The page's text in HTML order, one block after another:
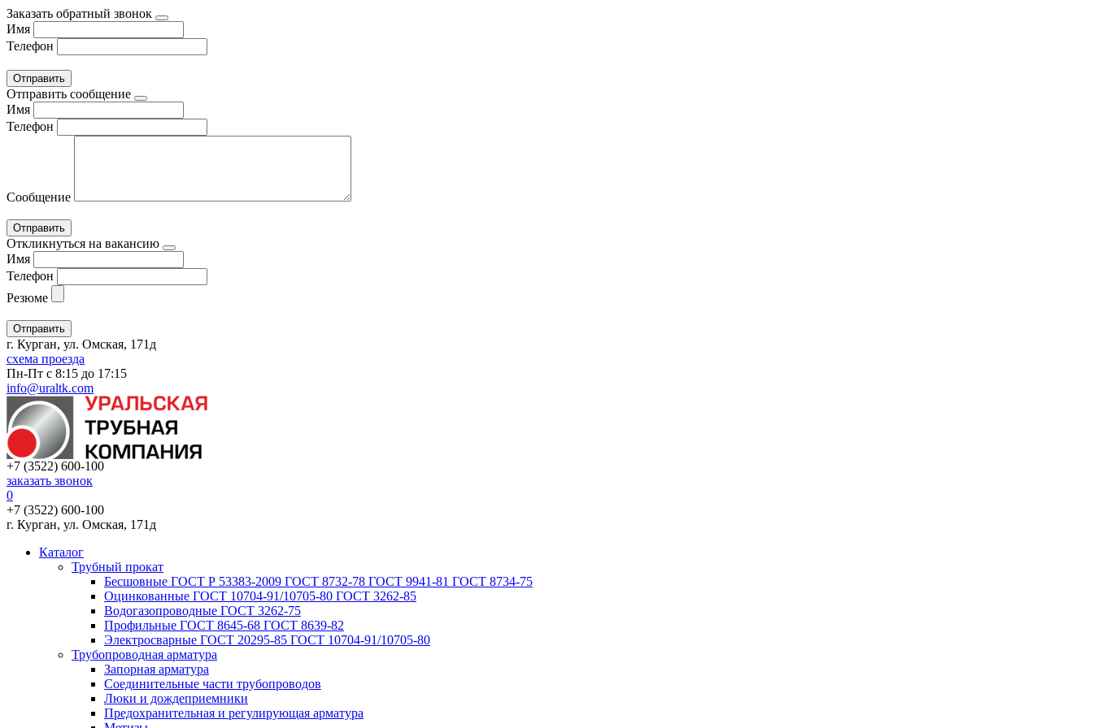
Заказать обратный звонок
Имя
Телефон
Отправить сообщение
Имя
Телефон
Сообщение
Откликнуться на вакансию
Имя
Телефон
Резюме
г. Курган, ул. Омская, 171д
схема проезда
Пн-Пт с 8:15 до 17:15
info@uraltk.com
+7 (3522) 600-100
заказать звонок
0
+7 (3522) 600-100
г. Курган, ул. Омская, 171д
Каталог
Трубный прокат
Беcшовные ГОСТ Р 53383-2009 ГОСТ 8732-78 ГОСТ 9941-81 ГОСТ 8734-75
Оцинкованные ГОСТ 10704-91/10705-80 ГОСТ 3262-85
Водогазопроводные ГОСТ 3262-75
Профильные ГОСТ 8645-68 ГОСТ 8639-82
Электросварные ГОСТ 20295-85 ГОСТ 10704-91/10705-80
Трубопроводная арматура
Запорная арматура
Соединительные части трубопроводов
Люки и дождеприемники
Предохранительная и регулирующая арматура